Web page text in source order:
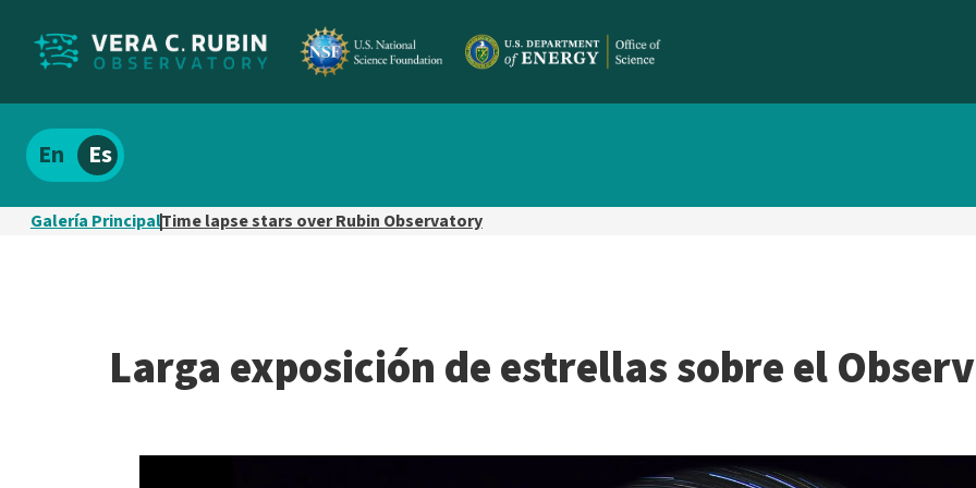
Localizar
el
contenido
Español
Galería PrincipalTime lapse stars over Rubin Observatory
Larga exposición de estrellas sobre el